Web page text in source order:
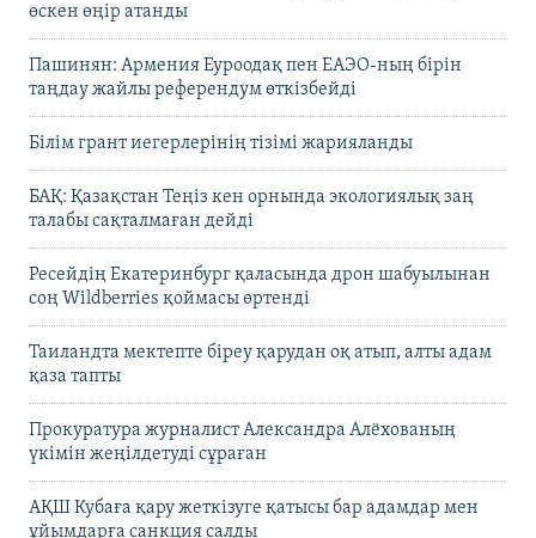
өскен өңір атанды
Пашинян: Армения Еуроодақ пен ЕАЭО-ның бірін
таңдау жайлы референдум өткізбейді
Білім грант иегерлерінің тізімі жарияланды
БАҚ: Қазақстан Теңіз кен орнында экологиялық заң
талабы сақталмаған дейді
Ресейдің Екатеринбург қаласында дрон шабуылынан
соң Wildberries қоймасы өртенді
Таиландта мектепте біреу қарудан оқ атып, алты адам
қаза тапты
Прокуратура журналист Александра Алёхованың
үкімін жеңілдетуді сұраған
АҚШ Кубаға қару жеткізуге қатысы бар адамдар мен
ұйымдарға санкция салды